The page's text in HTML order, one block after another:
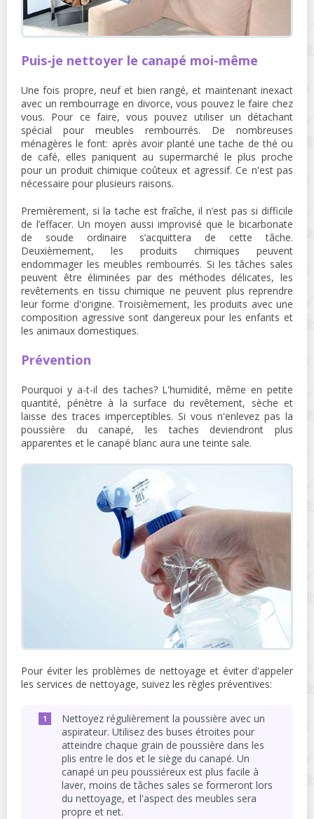
Puis-je nettoyer le canapé moi-même
Une fois propre, neuf et bien rangé, et maintenant inexact
avec un rembourrage en divorce, vous pouvez le faire chez
vous. Pour ce faire, vous pouvez utiliser un détachant
spécial pour meubles rembourrés. De nombreuses
ménagères le font: après avoir planté une tache de thé ou
de café, elles paniquent au supermarché le plus proche
pour un produit chimique coûteux et agressif. Ce n'est pas
nécessaire pour plusieurs raisons.
Premièrement, si la tache est fraîche, il n’est pas si difficile
de l’effacer. Un moyen aussi improvisé que le bicarbonate
de soude ordinaire s’acquittera de cette tâche.
Deuxièmement, les produits chimiques peuvent
endommager les meubles rembourrés. Si les tâches sales
peuvent être éliminées par des méthodes délicates, les
revêtements en tissu chimique ne peuvent plus reprendre
leur forme d'origine. Troisièmement, les produits avec une
composition agressive sont dangereux pour les enfants et
les animaux domestiques.
Prévention
Pourquoi y a-t-il des taches? L'humidité, même en petite
quantité, pénètre à la surface du revêtement, sèche et
laisse des traces imperceptibles. Si vous n'enlevez pas la
poussière du canapé, les taches deviendront plus
apparentes et le canapé blanc aura une teinte sale.
Pour éviter les problèmes de nettoyage et éviter d'appeler
les services de nettoyage, suivez les règles préventives:
Nettoyez régulièrement la poussière avec un
aspirateur. Utilisez des buses étroites pour
atteindre chaque grain de poussière dans les
plis entre le dos et le siège du canapé. Un
canapé un peu poussiéreux est plus facile à
laver, moins de tâches sales se formeront lors
du nettoyage, et l'aspect des meubles sera
propre et net.